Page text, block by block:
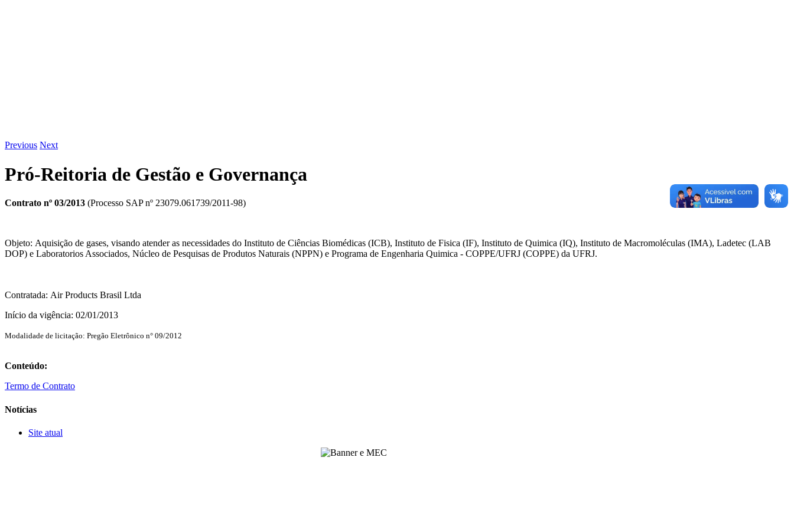
Previous Next
Pró-Reitoria de Gestão e Governança
Contrato nº 03/2013 (Processo SAP nº 23079.061739/2011-98)
Objeto: Aquisição de gases, visando atender as necessidades do Instituto de Ciências Biomédicas (ICB), Instituto de Fisica (IF), Instituto de Quimica (IQ), Instituto de Macromoléculas (IMA), Ladetec (LAB
DOP) e Laboratorios Associados, Núcleo de Pesquisas de Produtos Naturais (NPPN) e Programa de Engenharia Quimica - COPPE/UFRJ (COPPE) da UFRJ.
Contratada: Air Products Brasil Ltda
Início da vigência: 02/01/2013
Modalidade de licitação: Pregão Eletrônico n° 09/2012
Conteúdo:
Termo de Contrato
Notícias
Site atual